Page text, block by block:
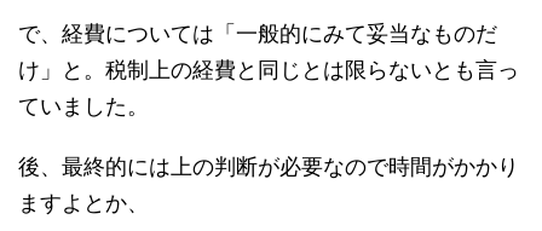
で、経費については「一般的にみて妥当なものだ
け」と。税制上の経費と同じとは限らないとも言っ
ていました。
後、最終的には上の判断が必要なので時間がかかり
ますよとか、